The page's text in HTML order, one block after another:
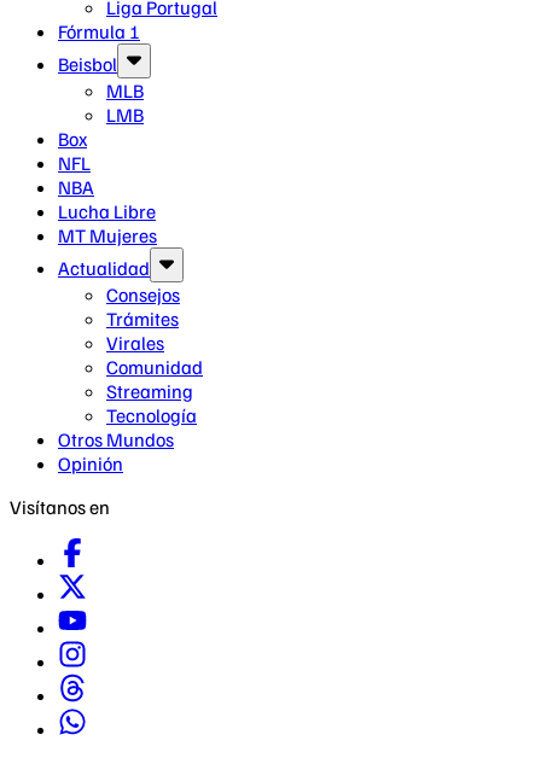
Liga Portugal
Fórmula 1
Beisbol
MLB
LMB
Box
NFL
NBA
Lucha Libre
MT Mujeres
Actualidad
Consejos
Trámites
Virales
Comunidad
Streaming
Tecnología
Otros Mundos
Opinión
Visítanos en